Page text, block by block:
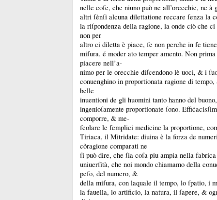
nelle coſe, che niuno può ne all’orecchie, ne
altri ſėnſi alcuna dilettatione reccare ſenza la
la riſpondenza della ragione, la onde ciò che
non per
altro ci diletta è piace, ſe non perche in ſe
miſura, é moder ato temper amento. Non
piacere nell’a-
nimo per le orecchie diſcendono lè uoci, & i
conuenghino in proportionata ragione di
belle
inuentioni de gli huomini tanto hanno del
ingenioſamente proportionate ſono.
comporre, & me-
ſcolare le ſemplici medicine la proportione,
Tiriaca, il Mitridate: diuina è la forza de
cõragione comparati ne
ſi può dire, che ſia coſa piu ampia nella
uniuerſità, che noi mondo chiamamo della
peſo, del numero, &
della miſura, con laquale il tempo, lo ſpatio, i
la fauella, lo artificio, la natura, il ſapere, &